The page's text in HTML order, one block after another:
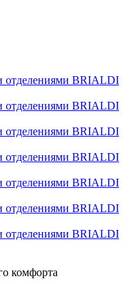
комфорта